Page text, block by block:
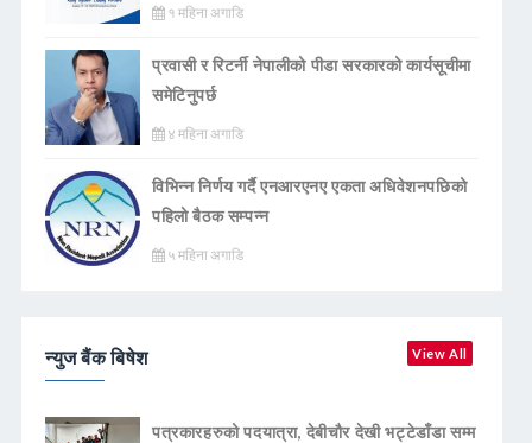
१ महिना अगाडि
प्रवासी र रिटर्नी नेपालीको पीडा सरकारको कार्यसूचीमा
समेटिनुपर्छ
४ महिना अगाडि
विभिन्न निर्णय गर्दै एनआरएनए एकता अधिवेशनपछिको
पहिलो बैठक सम्पन्न
५ महिना अगाडि
न्युज बैंक बिषेश View All
पत्रकारहरुको पदयात्रा, देबीचौर देखी भट्टेडाँडा सम्म